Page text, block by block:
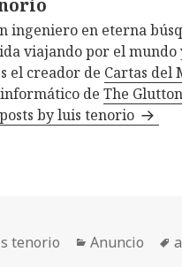
ingeniero en eterna
viajando por el
el creador de Cartas del
deThe
by luis tenorio
tenorio Categories
Anuncio